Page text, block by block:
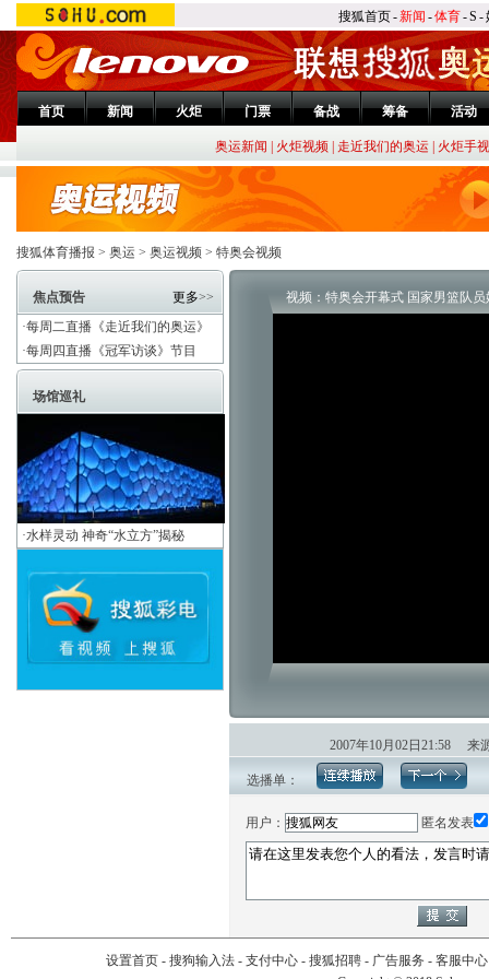
搜狐首页-新闻 -体育-S -
首页 新闻 火炬 门票 备战 筹备 活动
奥运新闻 火炬视频| 走近我们的奥运| 火炬手
搜狐体育播报 > 奥运 > 奥运视频 > 特奥会视频
焦点预告 更多>>
·每周二直播《走近我们的奥运》
·每周四直播《冠军访谈》节目
场馆巡礼
·水样灵动 神奇“水立方”揭秘
视频：特奥会开幕式 国家男篮队
2007年10月02日21:58
选播单：
用户： 匿名发表
设置首页- 搜狗输入法- 支付中心- 搜狐招聘- 广告服务 - 客服中心